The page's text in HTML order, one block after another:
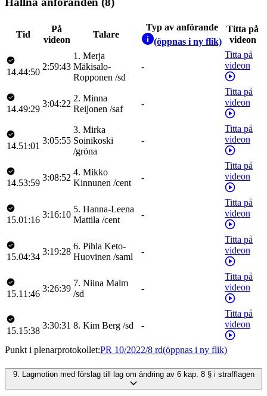
Tid
På
videon
Talare
Typ av anförande
(öppnas i ny flik)
Titta på
videon
14.44:50
2:59:43
1 . Merja
Mäkisalo-
Ropponen /sd
-
Titta på
videon
14.49:29
3:04:22
2. Minna
Reijonen /saf
-
Titta på
videon
14.51:01
3:05:55
3. Mirka
Soinikoski
/gröna
-
Titta på
videon
14.53:59
3:08:52
4. Mikko
Kinnunen /cent
-
Titta på
videon
15.01:16
3:16:10
5. Hanna-Leena
Mattila /cent
-
Titta på
videon
15.04:34
3:19:28
6. Pihla Keto-
Huovinen /saml
-
Titta på
videon
15.11:46
3:26:39
7. Niina Malm
/sd
-
Titta på
videon
15.15:38
3:30:31 8. Kim Berg /sd -
Titta på
videon
Punkt i plenarprotokollet:PR 10/2022/8 rd(öppnas i ny flik)
9. Lagmotion med förslag till lag om ändring av 6 kap. 8 § i strafflagen